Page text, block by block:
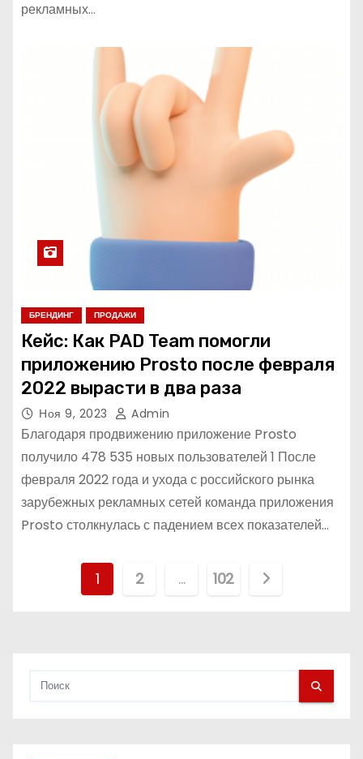
рекламных…
БРЕНДИНГ ПРОДАЖИ
Кейс: Как PAD Team помогли
приложению Prosto после февраля
2022 вырасти в два раза
Ноя 9, 2023 Admin
Благодаря продвижению приложение Prosto
получило 478 535 новых пользователей 1 После
февраля 2022 года и ухода с российского рынка
зарубежных рекламных сетей команда приложения
Prosto столкнулась с падением всех показателей…
1 2 … 102